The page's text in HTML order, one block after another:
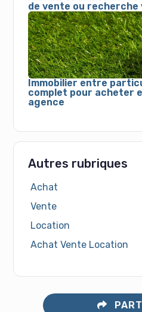
de vente ou
Immobilier entre
complet pour acheter
agence
Autres rubriques
Achat
Vente
Location
Achat Vente Location